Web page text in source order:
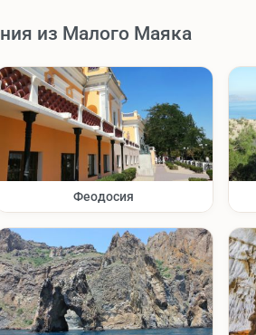
из Малого Маяка
Феодосия